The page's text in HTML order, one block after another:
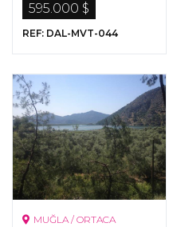
595.000 $
REF: DAL-MVT-044
MUĞLA / ORTACA